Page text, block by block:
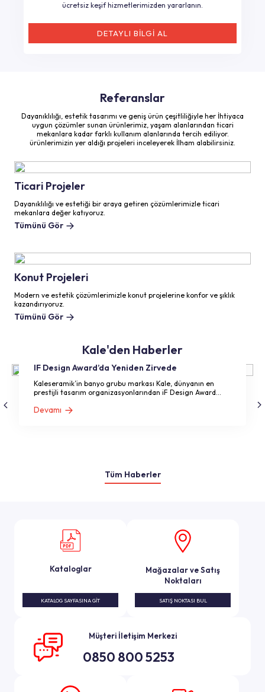
ücretsiz keşif hizmetlerimizden yararlanın.
DETAYLI BİLGİ AL
Referanslar
Dayanıklılığı, estetik tasarımı ve geniş ürün çeşitliliğiyle her İhtiyaca
uygun çözümler sunan ürünlerimiz, yaşam alanlarından ticari
mekanlara kadar farklı kullanım alanlarında tercih ediliyor.
ürünlerimizin yer aldığı projeleri inceleyerek İlham alabilirsiniz.
Ticari Projeler
Dayanıklılığı ve estetiği bir araya getiren çözümlerimizle ticari
mekanlara değer katıyoruz.
Tümünü Gör
Konut Projeleri
Modern ve estetik çözümlerimizle konut projelerine konfor ve şıklık
kazandırıyoruz.
Tümünü Gör
Kale'den Haberler
Kale, Noviso Serisiyle Global Tasarım Arenası
IF Design Award’da Yeniden Zirvede
Kaleseramik’in banyo grubu markası Kale, dünyanın en
prestijli tasarım organizasyonlarından iF Design Award
Devamı
Tüm Haberler
Kataloglar
KATALOG SAYFASINA GIT
Mağazalar ve Satış
Noktaları
SATIŞ NOKTASI BUL
Müşteri İletişim Merkezi
0850 800 5253